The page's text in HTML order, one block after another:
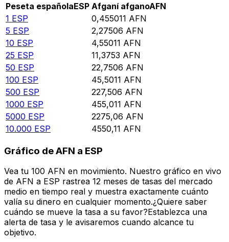
Peseta españolaESP Afganí afganoAFN
1 ESP 0,455011 AFN
5 ESP 2,27506 AFN
10 ESP 4,55011 AFN
25 ESP 11,3753 AFN
50 ESP 22,7506 AFN
100 ESP 45,5011 AFN
500 ESP 227,506 AFN
1000 ESP 455,011 AFN
5000 ESP 2275,06 AFN
10.000 ESP 4550,11 AFN
Gráfico de AFN a ESP
Vea tu 100 AFN en movimiento. Nuestro gráfico en vivo
de AFN a ESP rastrea 12 meses de tasas del mercado
medio en tiempo real y muestra exactamente cuánto
valía su dinero en cualquier momento.¿Quiere saber
cuándo se mueve la tasa a su favor?Establezca una
alerta de tasa y le avisaremos cuando alcance tu
objetivo.